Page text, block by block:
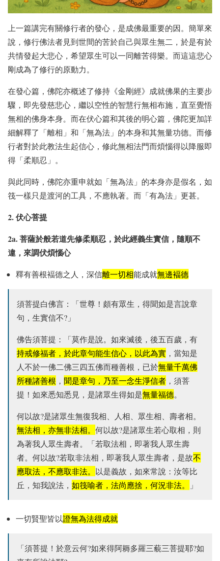
上一篇講完有關修行者的發心，是成佛最重要的因。簡單來
說，修行佛法者見到世間的苦於自己與眾生無二，於是有於
共情發起大悲心，希望眾生可以一同離苦得樂。而這這悲心
剛成為了修行的原動力。
在發心篇，佛陀亦概述了修持《金剛經》成就佛果的主要步
驟，即先發慈悲心，繼以空性的智慧行無相布施，直至覺悟
無相的佛身本身。而在伏心篇和其後的明心篇，佛陀更加詳
細解釋了「離相」和「無為法」的本身和其無量功德。而修
行者對於此教法生起信心，修此無相法門而煩惱得以降服即
得「柔順忍」。
與此同時，佛陀亦重申就如「無為法」的本身亦是假名，如
筏一樣只是渡河的工具，不應執著。而「有為法」更甚。
2. 伏心菩提
2a. 菩薩於般若道先修柔順忍，於此經義生實信，隨順不
違，來調伏煩惱心
釋有善根褔德之人，深信離一切相能成就無邊褔德
須菩提白佛言：「世尊！頗有眾生，得聞如是言說章
句，生實信不?」
佛告須菩提：「莫作是說。如來滅後，後五百歲，有
持戒修福者，於此章句能生信心，以此為實 ，當知是
人不於一佛二佛三四五佛而種善根，已於無量千萬佛
所種諸善根 ， 聞是章句，乃至一念生淨信者 ，須菩
提！如來悉知悉見，是諸眾生得如是無量福德。
何以故?是諸眾生無復我相、人相、眾生相、壽者相。
無法相，亦無非法相。 何以故?是諸眾生若心取相，則
為著我人眾生壽者。「若取法相，即著我人眾生壽
者。何以故?若取非法相，即著我人眾生壽者，是故不
應取法，不應取非法。 以是義故，如來常說：汝等比
丘，知我說法， 如筏喻者，法尚應捨，何況非法。 」
一切賢聖皆以證無為法得成就
「須菩提！於意云何?如來得阿耨多羅三藐三菩提耶?如